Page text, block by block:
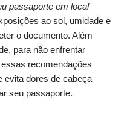
passaporte em local
ao sol, umidade e
o documento. Além
para não enfrentar
recomendações
evita dores de cabeça
seu passaporte.